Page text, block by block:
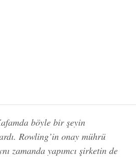
böyle bir şeyin
Rowling’in onay mührü
zamanda yapımcı şirketin de